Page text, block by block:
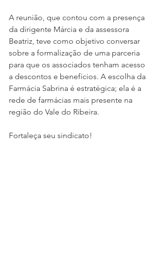
A reunião, que contou com a presença
da dirigente Márcia e da assessora
Beatriz, teve como objetivo conversar
sobre a formalização de uma parceria
para que os associados tenham acesso
a descontos e benefícios. A escolha da
Farmácia Sabrina é estratégica; ela é a
rede de farmácias mais presente na
região do Vale do Ribeira.
Fortaleça seu sindicato!